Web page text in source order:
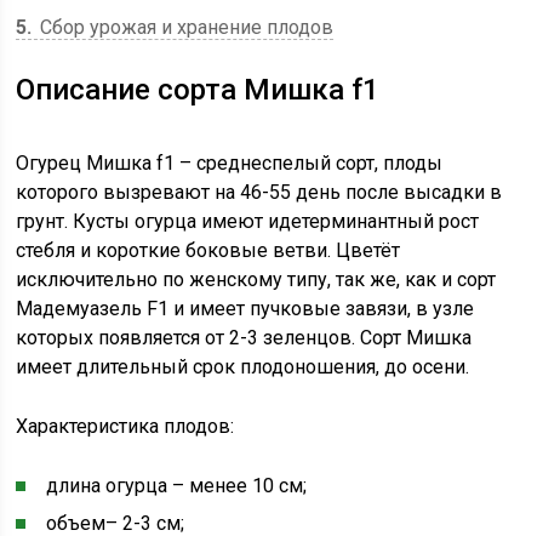
5 Сбор урожая и хранение плодов
Описание сорта Мишка f1
Огурец Мишка f1 – среднеспелый сорт, плоды
которого вызревают на 46-55 день после высадки в
грунт. Кусты огурца имеют идетерминантный рост
стебля и короткие боковые ветви. Цветёт
исключительно по женскому типу, так же, как и сорт
Мадемуазель F1 и имеет пучковые завязи, в узле
которых появляется от 2-3 зеленцов. Сорт Мишка
имеет длительный срок плодоношения, до осени.
Характеристика плодов:
длина огурца – менее 10 см;
объем– 2-3 см;